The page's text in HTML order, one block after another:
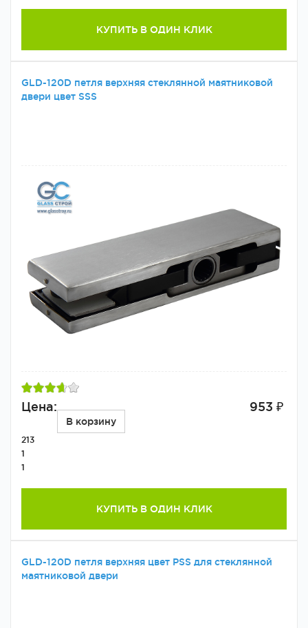
КУПИТЬ В ОДИН КЛИК
GLD-120D петля верхняя стеклянной маятниковой
двери цвет SSS
Цена: 953 ₽
В корзину
213
1
1
КУПИТЬ В ОДИН КЛИК
GLD-120D петля верхняя цвет PSS для стеклянной
маятниковой двери